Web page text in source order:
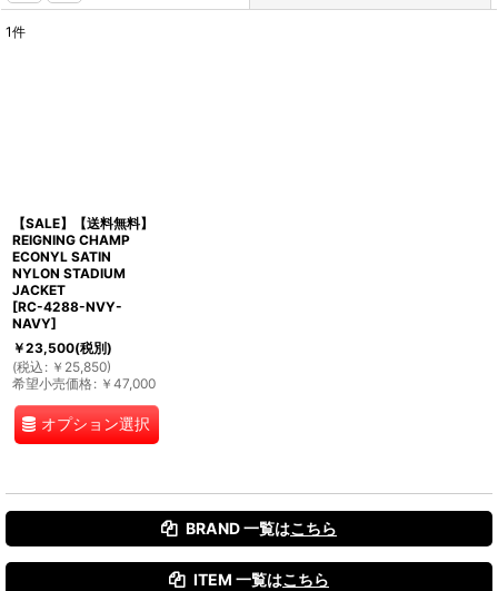
1件
【SALE】【送料無料】
REIGNING CHAMP
ECONYL SATIN
NYLON STADIUM
JACKET
[RC-4288-NVY-
NAVY]
￥23,500(税別)
(税込 : ￥ 25,850)
希望小売価格: ￥ 47,000
オプション選択
BRAND 一覧はこちら
ITEM 一覧はこちら